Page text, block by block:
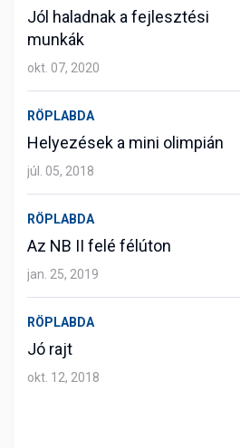
Jól haladnak a fejlesztési
munkák
okt. 07, 2020
RÖPLABDA
Helyezések a mini olimpián
júl. 05, 2018
RÖPLABDA
Az NB II felé félúton
jan. 25, 2019
RÖPLABDA
Jó rajt
okt. 12, 2018